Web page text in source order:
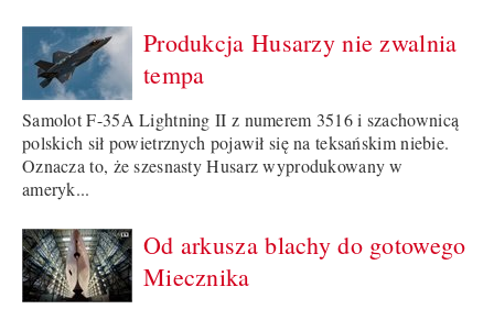
Produkcja Husarzy nie zwalnia
tempa
Samolot F-35A Lightning II z numerem 3516 i szachownicą
polskich sił powietrznych pojawił się na teksańskim niebie.
Oznacza to, że szesnasty Husarz wyprodukowany w
ameryk...
Od arkusza blachy do gotowego
Miecznika